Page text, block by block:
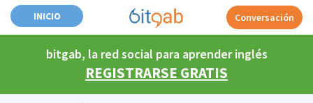
INICIO Conversación
bitgab, la red social para aprender inglés
REGISTRARSE GRATIS